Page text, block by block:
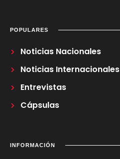
POPULARES
Noticias Nacionales
Noticias Internacionales
Entrevistas
Cápsulas
INFORMACIÓN